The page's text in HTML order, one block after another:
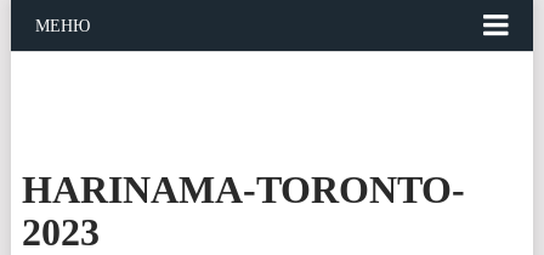
МЕНЮ
HARINAMA-TORONTO-
2023